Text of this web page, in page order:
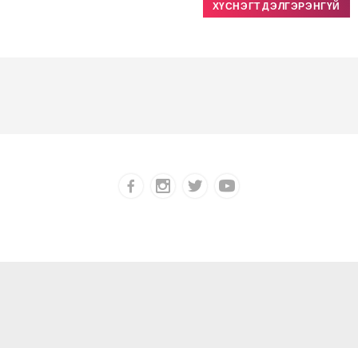
ХҮСНЭГТ ДЭЛГЭРЭНГҮЙ